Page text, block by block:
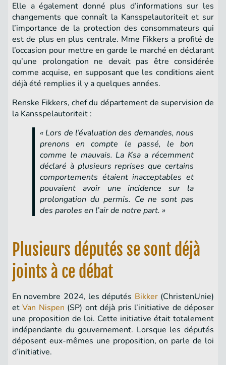
Elle a également donné plus d’informations sur les
changements que connaît la Kansspelautoriteit et sur
l’importance de la protection des consommateurs qui
est de plus en plus centrale. Mme Fikkers a profité de
l’occasion pour mettre en garde le marché en déclarant
qu’une prolongation ne devait pas être considérée
comme acquise, en supposant que les conditions aient
déjà été remplies il y a quelques années.
Renske Fikkers, chef du département de supervision de
la Kansspelautoriteit :
« Lors de l’évaluation des demandes, nous
prenons en compte le passé, le bon
comme le mauvais. La Ksa a récemment
déclaré à plusieurs reprises que certains
comportements étaient inacceptables et
pouvaient avoir une incidence sur la
prolongation du permis. Ce ne sont pas
des paroles en l’air de notre part. »
Plusieurs députés se sont déjà
joints à ce débat
En novembre 2024, les députés Bikker(ChristenUnie)
etVan Nispen (SP) ont déjà pris l’initiative de déposer
une proposition de loi. Cette initiative était totalement
indépendante du gouvernement. Lorsque les députés
déposent eux-mêmes une proposition, on parle de loi
d’initiative.